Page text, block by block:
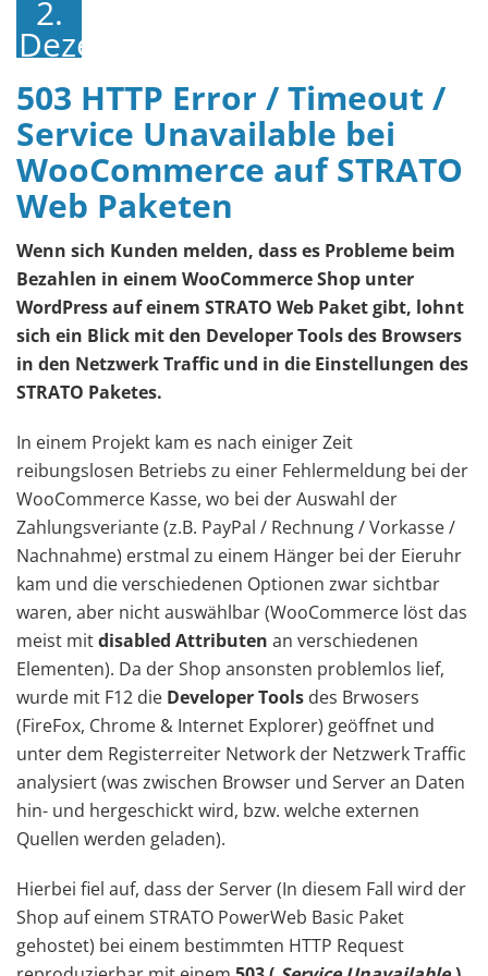
2.
Dezember
2016
503 HTTP Error / Timeout /
Service Unavailable bei
WooCommerce auf STRATO
Web Paketen
Wenn sich Kunden melden, dass es Probleme beim
Bezahlen in einem WooCommerce Shop unter
WordPress auf einem STRATO Web Paket gibt, lohnt
sich ein Blick mit den Developer Tools des Browsers
in den Netzwerk Traffic und in die Einstellungen des
STRATO Paketes.
In einem Projekt kam es nach einiger Zeit
reibungslosen Betriebs zu einer Fehlermeldung bei der
WooCommerce Kasse, wo bei der Auswahl der
Zahlungsveriante (z.B. PayPal / Rechnung / Vorkasse /
Nachnahme) erstmal zu einem Hänger bei der Eieruhr
kam und die verschiedenen Optionen zwar sichtbar
waren, aber nicht auswählbar (WooCommerce löst das
meist mitdisabled Attributen an verschiedenen
Elementen). Da der Shop ansonsten problemlos lief,
wurde mit F12 die Developer Tools des Brwosers
(FireFox, Chrome & Internet Explorer) geöffnet und
unter dem Registerreiter Network der Netzwerk Traffic
analysiert (was zwischen Browser und Server an Daten
hin- und hergeschickt wird, bzw. welche externen
Quellen werden geladen).
Hierbei fiel auf, dass der Server (In diesem Fall wird der
Shop auf einem STRATO PowerWeb Basic Paket
gehostet) bei einem bestimmten HTTP Request